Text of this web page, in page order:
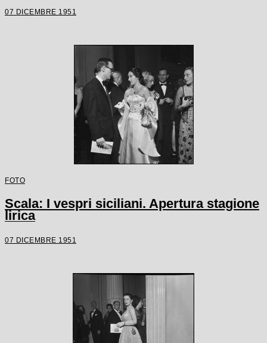
07 DICEMBRE 1951
FOTO
Scala: I vespri siciliani. Apertura stagione
lirica
07 DICEMBRE 1951